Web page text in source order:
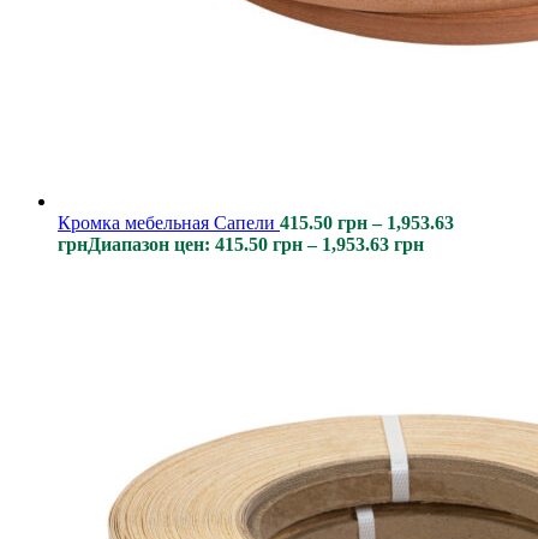
Кромка мебельная Сапели 415.50 грн – 1,953.63
грнДиапазон цен: 415.50 грн – 1,953.63 грн